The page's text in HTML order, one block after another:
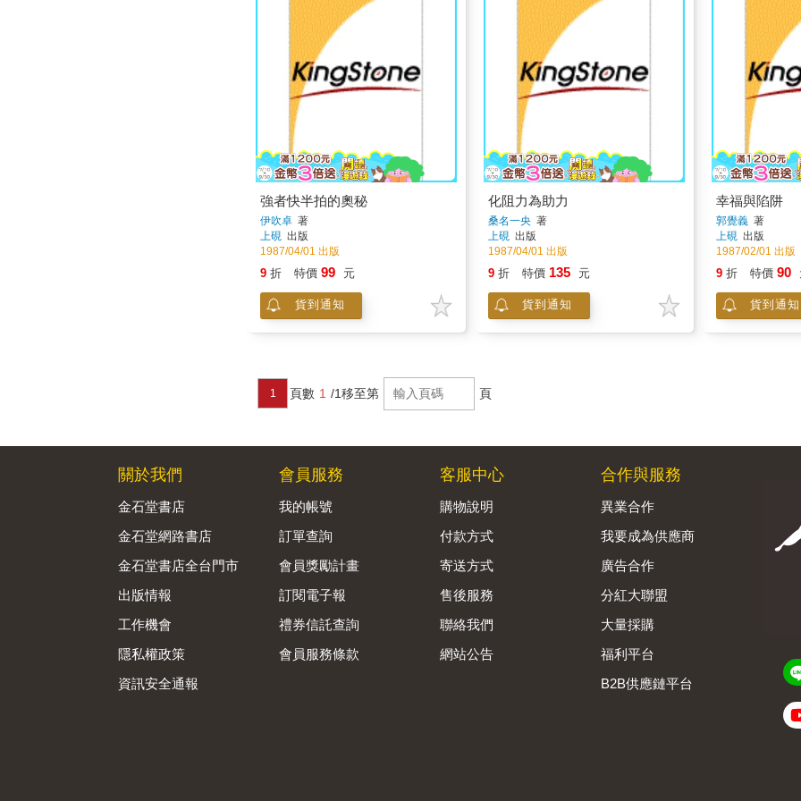
強者快半拍的奧秘
伊吹卓 著
上硯 出版
1987/04/01 出版
9 折 特價 99 元
貨到通知
化阻力為助力
桑名一央著
上硯 出版
1987/04/01 出版
9 折 特價 135 元
貨到通知
幸福與陷阱
郭覺義著
上硯 出版
1987/02/01 出版
9 折 特價 90
貨到通知
1 頁數 1 /1移至第 頁
關於我們
金石堂書店
金石堂網路書店
金石堂書店全台門市
出版情報
工作機會
隱私權政策
資訊安全通報
會員服務
我的帳號
訂單查詢
會員獎勵計畫
訂閱電子報
禮券信託查詢
會員服務條款
客服中心
購物說明
付款方式
寄送方式
售後服務
聯絡我們
網站公告
合作與服務
異業合作
我要成為供應商
廣告合作
分紅大聯盟
大量採購
福利平台
B2B供應鏈平台